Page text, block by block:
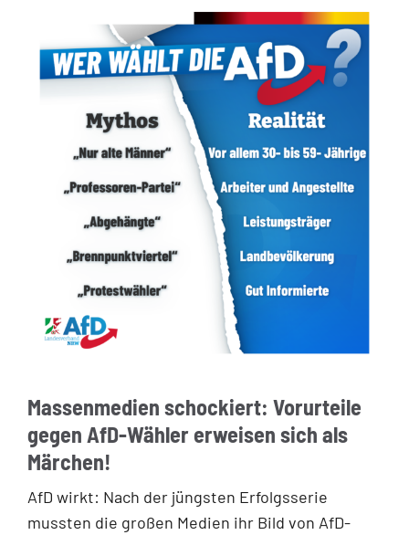
Massenmedien schockiert: Vorurteile
gegen AfD-Wähler erweisen sich als
Märchen!
AfD wirkt: Nach der jüngsten Erfolgsserie
mussten die großen Medien ihr Bild von AfD-